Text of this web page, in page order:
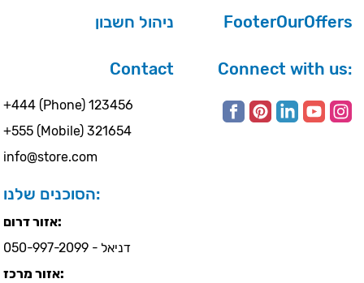
ניהול חשבון FooterOurOffers
Contact
+444 (Phone) 123456
+555 (Mobile) 321654
info@store.com
הסוכנים שלנו:
אזור דרום:
דניאל - 050-997-2099
אזור מרכז:
Connect with us: